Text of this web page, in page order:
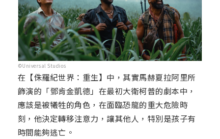
©Universal Studios
在【侏羅紀世界：重生】中，其實馬赫夏拉阿里所
飾演的「鄧肯金凱德」在最初大衛柯普的劇本中，
應該是被犧牲的角色，在面臨恐龍的重大危險時
刻，他決定轉移注意力，讓其他人，特別是孩子有
時間能夠逃亡。